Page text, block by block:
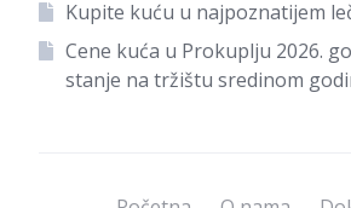
Kupite kuću u najpoznatijem
Cene kuća u Prokuplju 2026.
stanje na tržištu sredinom